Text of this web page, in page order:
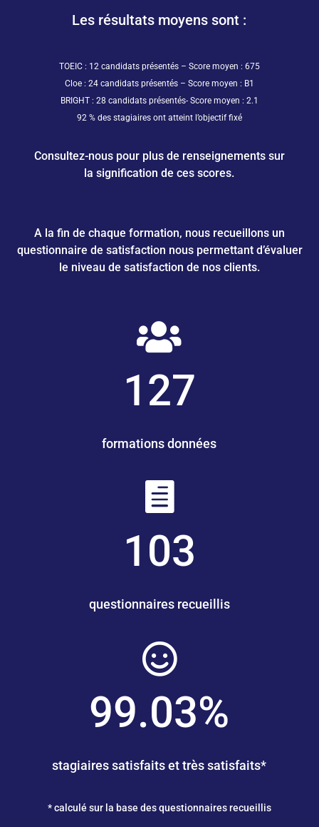
Les résultats moyens sont :
TOEIC : 12 candidats présentés – Score moyen : 675
Cloe : 24 candidats présentés – Score moyen : B1
BRIGHT : 28 candidats présentés- Score moyen : 2.1
92 % des stagiaires ont atteint l’objectif fixé
Consultez-nous pour plus de renseignements sur
la signification de ces scores.
A la fin de chaque formation, nous recueillons un
questionnaire de satisfaction nous permettant d’évaluer
le niveau de satisfaction de nos clients.

127
formations données

103
questionnaires recueillis

99.03%
stagiaires satisfaits et très satisfaits*
* calculé sur la base des questionnaires recueillis